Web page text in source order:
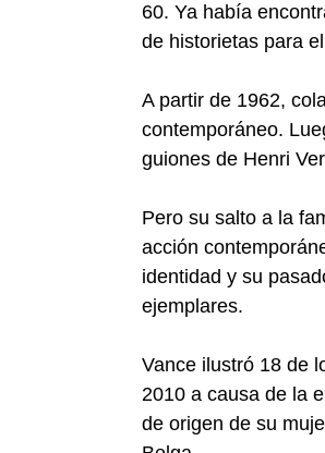
60. Ya había
de historietas para
A partir de 1962,
contemporáneo.
guiones de Henri
Pero su salto a la
acción
identidad y su
ejemplares.
Vance ilustró 18 de
2010 a causa de la
de origen de su